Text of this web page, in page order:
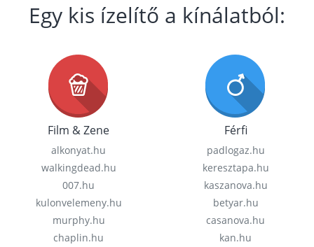
Egy kis ízelítő a kínálatból:
Film & Zene
alkonyat.hu
walkingdead.hu
007.hu
kulonvelemeny.hu
murphy.hu
chaplin.hu
Férfi
padlogaz.hu
keresztapa.hu
kaszanova.hu
betyar.hu
casanova.hu
kan.hu